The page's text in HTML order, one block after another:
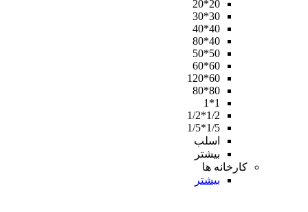
20*20
30*30
40*40
40*80
50*50
60*60
60*120
80*80
1*1
1/2*1/2
1/5*1/5
اسلب
بیشتر
کارخانه ها
بیشتر